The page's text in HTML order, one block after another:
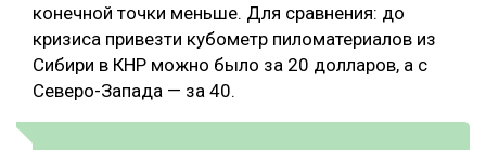
конечной точки меньше. Для сравнения: до
кризиса привезти кубометр пиломатериалов из
Сибири в КНР можно было за 20 долларов, а с
Северо-Запада — за 40.